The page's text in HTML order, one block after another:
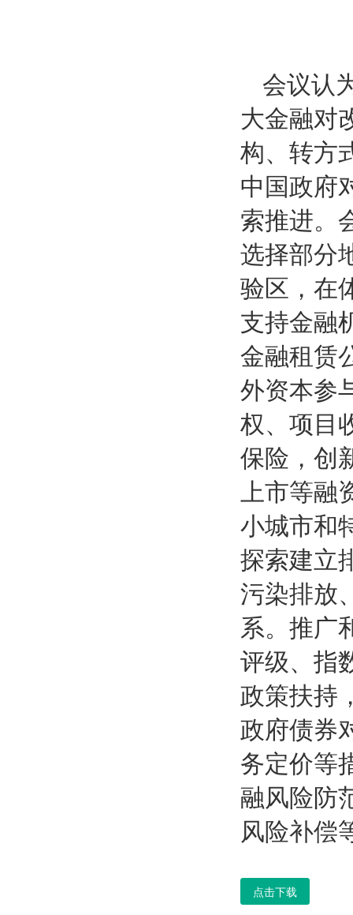
会议认
大金融对
构、转方
中国政府
索推进。
选择部分
验区，在
支持金融
金融租赁
外资本参
权、项目
保险，创
上市等融
小城市和
探索建立
污染排放
系。推广
评级、指
政策扶持
政府债券
务定价等
融风险防
风险补偿
点击下载